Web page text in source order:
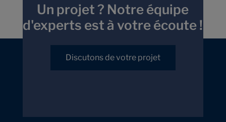
Un projet ? Notre équipe
d'experts est à votre écoute !
Discutons de votre projet